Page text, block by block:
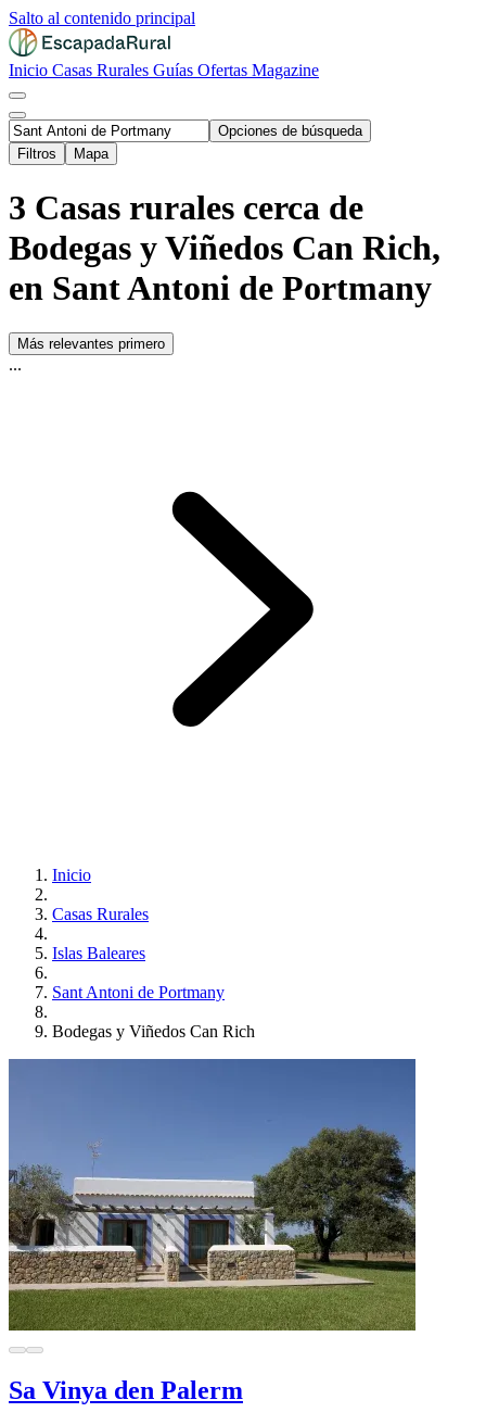
Salto al contenido principal
Inicio Casas Rurales Guías Ofertas Magazine
Opciones de búsqueda
Filtros
Mapa
3 Casas rurales cerca de
Bodegas y Viñedos Can Rich,
en Sant Antoni de Portmany
Más relevantes primero
...
Inicio
Casas Rurales
Islas Baleares
Sant Antoni de Portmany
Bodegas y Viñedos Can Rich
Sa Vinya den Palerm